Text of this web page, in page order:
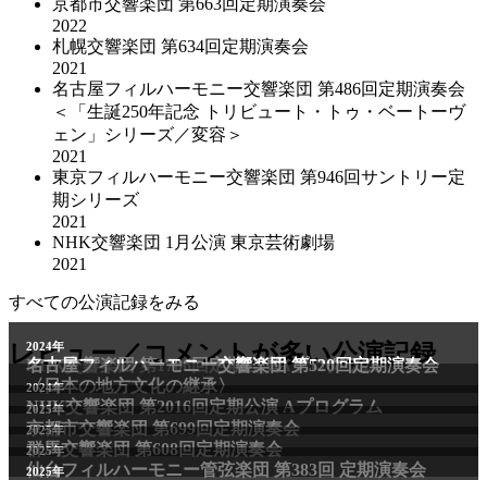
京都市交響楽団 第663回定期演奏会
2022
札幌交響楽団 第634回定期演奏会
2021
名古屋フィルハーモニー交響楽団 第486回定期演奏会
＜「生誕250年記念 トリビュート・トゥ・ベートーヴ
ェン」シリーズ／変容＞
2021
東京フィルハーモニー交響楽団 第946回サントリー定
期シリーズ
2021
NHK交響楽団 1⽉公演 東京芸術劇場
2021
すべての公演記録をみる
レビュー／コメントが多い公演記録
2011年
NHK交響楽団 第1706回定期公演Aプログラム
2024年
名古屋フィルハーモニー交響楽団 第520回定期演奏会
〈日本の地方文化の継承〉
2024年
NHK交響楽団 第2016回定期公演 Aプログラム
2025年
京都市交響楽団 第699回定期演奏会
2025年
群馬交響楽団 第608回定期演奏会
2025年
仙台フィルハーモニー管弦楽団 第383回 定期演奏会
2025年